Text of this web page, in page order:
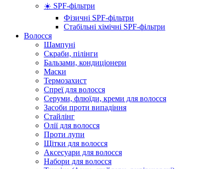
☀️ SPF-фільтри
Фізичні SPF-фільтри
Стабільні хімічні SPF-фільтри
Волосся
Шампуні
Скраби, пілінги
Бальзами, кондиціонери
Маски
Термозахист
Спреї для волосся
Серуми, флюїди, креми для волосся
Засоби проти випадіння
Стайлінг
Олії для волосся
Проти лупи
Щітки для волосся
Аксесуари для волосся
Набори для волосся